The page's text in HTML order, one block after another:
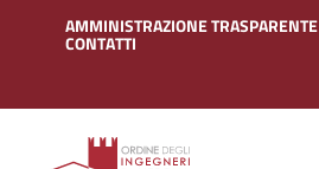
AMMINISTRAZIONE TRASPARENTE
CONTATTI